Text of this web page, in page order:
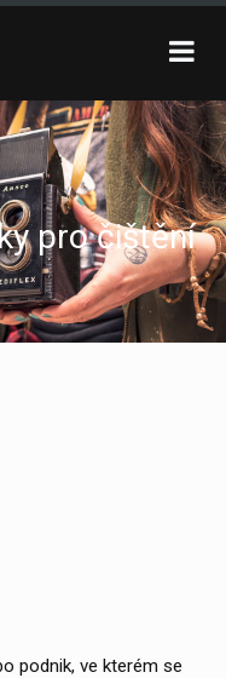
Toggle
pro čištění
podnik, ve kterém se